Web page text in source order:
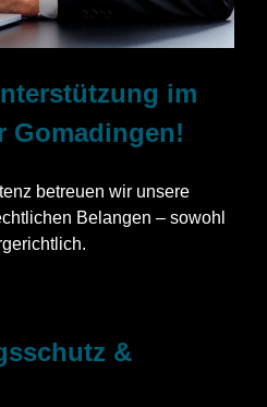
im
Gomadingen!
betreuen wir unsere
Belangen – sowohl
&